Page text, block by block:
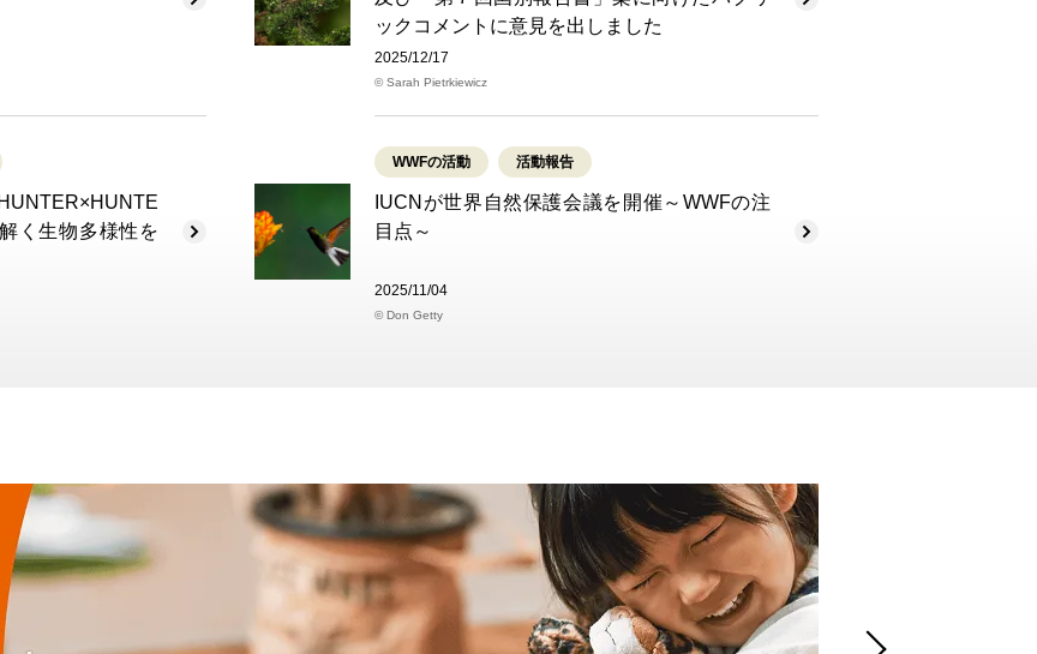
ックコメントに意見を出しました
2025/12/17
© Sarah Pietrkiewicz
く生物多様性を
WWFの活動 活動報告
IUCNが世界自然保護会議を開催～WWFの注
目点～
2025/11/04
© Don Getty